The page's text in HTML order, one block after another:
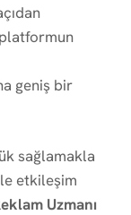
geniş bir
sağlamakla
etkileşim
Uzmanı